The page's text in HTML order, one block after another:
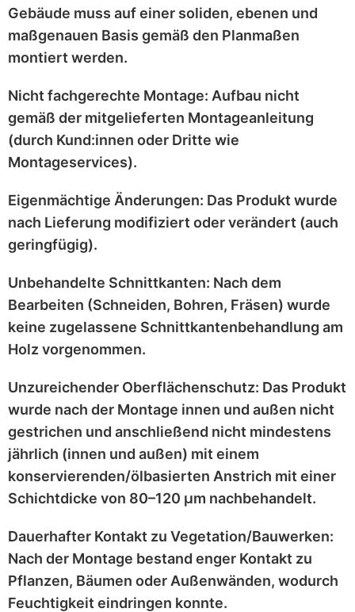
Gebäude muss auf einer soliden, ebenen und
maßgenauen Basis gemäß den Planmaßen
montiert werden.
Nicht fachgerechte Montage: Aufbau nicht
gemäß der mitgelieferten Montageanleitung
(durch Kund:innen oder Dritte wie
Montageservices).
Eigenmächtige Änderungen: Das Produkt wurde
nach Lieferung modifiziert oderverändert (auch
geringfügig).
Unbehandelte Schnittkanten: Nach dem
Bearbeiten (Schneiden, Bohren, Fräsen) wurde
keine zugelassene Schnittkantenbehandlung am
Holz vorgenommen.
Unzureichender Oberflächenschutz: Das Produkt
wurde nach der Montage innen und außen nicht
gestrichen und anschließend nicht mindestens
jährlich (innen und außen) mit einem
konservierenden/ölbasierten Anstrich mit einer
Schichtdicke von 80–120 μm nachbehandelt.
Dauerhafter Kontakt zu Vegetation/Bauwerken:
Nach der Montage bestand enger Kontakt zu
Pflanzen, Bäumen oder Außenwänden, wodurch
Feuchtigkeit eindringen konnte.